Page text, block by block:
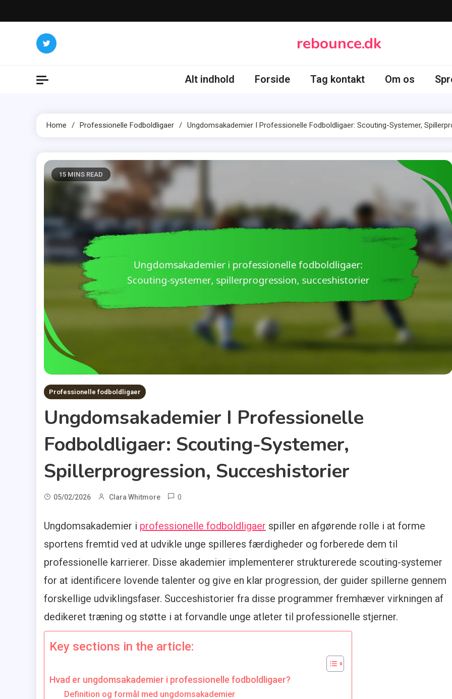
to
rebounce.dk
Alt indhold Forside Tag kontakt Om os
Home Professionelle Fodboldligaer Ungdomsakademier I Professionelle Fodboldligaer: Scouting-Systemer,
15 MINS READ
Professionelle fodboldligaer
Ungdomsakademier I Professionelle
Fodboldligaer: Scouting-Systemer,
Spillerprogression, Succeshistorier
05/02/2026 Clara Whitmore 0
Ungdomsakademier i professionelle fodboldligaer spiller en afgørende rolle i at forme
sportens fremtid ved at udvikle unge spilleres færdigheder og forberede dem til
professionelle karrierer. Disse akademier implementerer strukturerede scouting-systemer
for at identificere lovende talenter og give en klar progression, der guider spillerne gennem
forskellige udviklingsfaser. Succeshistorier fra disse programmer fremhæver virkningen af
dedikeret træning og støtte i at forvandle unge atleter til professionelle stjerner.
Key sections in the article:
Hvad er ungdomsakademier i professionelle fodboldligaer?
Definition og formål med ungdomsakademier